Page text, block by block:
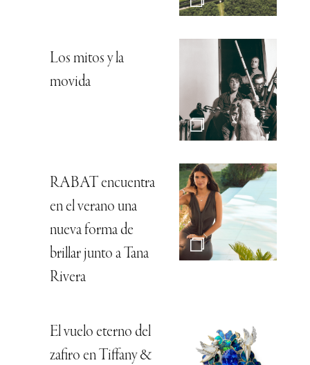
Los mitos y la
movida
RABAT encuentra
en el verano una
nueva forma de
brillar junto a Tana
Rivera
El vuelo eterno del
zafiro en Tiffany &